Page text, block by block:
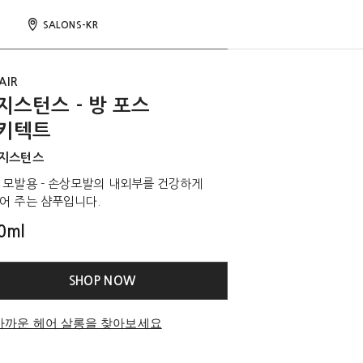
SALONS-KR
스턴스 - 방 포스
텍트
스턴스
발용 - 손상모발의 내외부를 건강하게
주는 샴푸입니다.
SHOP NOW
까운 헤어 살롱을 찾아보세요